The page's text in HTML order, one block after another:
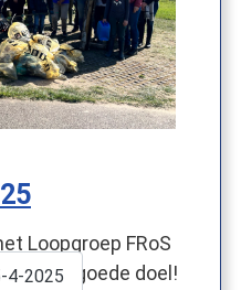
Loopgroep FRoS
het goede doel!
4-2025